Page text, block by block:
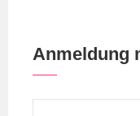
Anmeldung